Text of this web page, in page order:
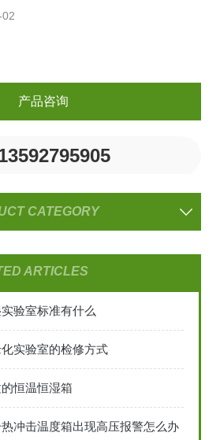
产品咨询
CATEGORY
ARTICLES
验室标准有什么
实验室的检修方式
恒温恒湿箱
冲击温度箱出现高压报警怎么办